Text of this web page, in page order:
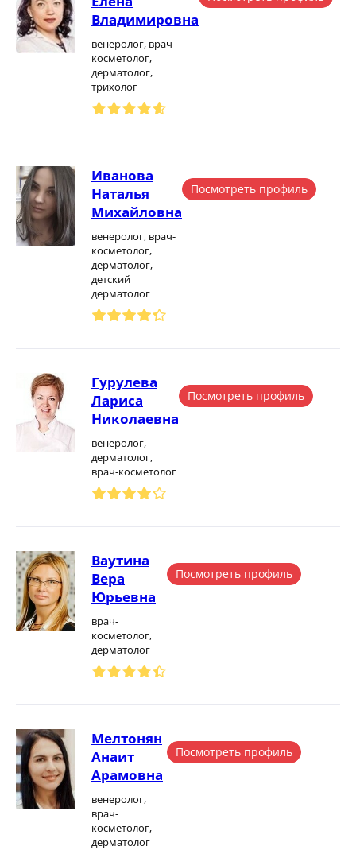
Владимировна
венеролог, врач-
косметолог,
дерматолог,
трихолог
Иванова
Наталья
Михайловна
венеролог, врач-
косметолог,
дерматолог,
детский
дерматолог
Посмотреть профиль
Гурулева
Лариса
Николаевна
венеролог,
дерматолог,
врач-косметолог
Посмотреть профиль
Ваутина
Вера
Юрьевна
врач-
косметолог,
дерматолог
Посмотреть профиль
Мелтонян
Анаит
Арамовна
венеролог,
врач-
косметолог,
дерматолог
Посмотреть профиль